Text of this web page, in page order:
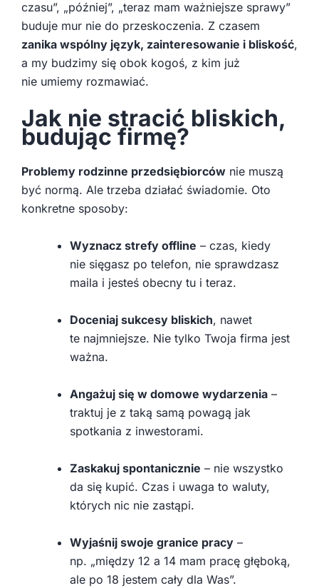
czasu”, „później”, „teraz mam ważniejsze sprawy”
buduje mur nie do przeskoczenia. Z czasem
zanika wspólny język, zainteresowanie i bliskość,
a my budzimy się obok kogoś, z kim już
nie umiemy rozmawiać.
Jak nie stracić bliskich,
budując firmę?
Problemy rodzinne przedsiębiorców nie muszą
być normą. Ale trzeba działać świadomie. Oto
konkretne sposoby:
Wyznacz strefy offline – czas, kiedy
nie sięgasz po telefon, nie sprawdzasz
maila i jesteś obecny tu i teraz.
Doceniaj sukcesy bliskich, nawet
te najmniejsze. Nie tylko Twoja firma jest
ważna.
Angażuj się w domowe wydarzenia –
traktuj je z taką samą powagą jak
spotkania z inwestorami.
Zaskakuj spontanicznie – nie wszystko
da się kupić. Czas i uwaga to waluty,
których nic nie zastąpi.
Wyjaśnij swoje granice pracy –
np. „między 12 a 14 mam pracę głęboką,
ale po 18 jestem cały dla Was”.